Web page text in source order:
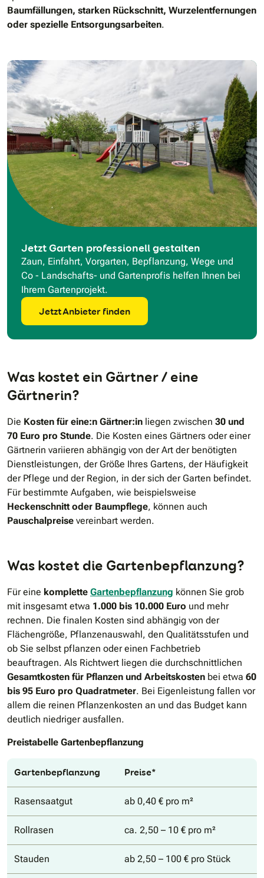
Baumfällungen, starken Rückschnitt, Wurzelentfernungen
oder spezielle Entsorgungsarbeiten.
Jetzt Garten professionell gestalten
Zaun, Einfahrt, Vorgarten, Bepflanzung, Wege und
Co - Landschafts- und Gartenprofis helfen Ihnen bei
Ihrem Gartenprojekt.
Jetzt Anbieter finden
Was kostet ein Gärtner / eine
Gärtnerin?
Die Kosten für eine:n Gärtner:in liegen zwischen 30 und
70 Euro pro Stunde. Die Kosten eines Gärtners oder einer
Gärtnerin variieren abhängig von der Art der benötigten
Dienstleistungen, der Größe Ihres Gartens, der Häufigkeit
der Pflege und der Region, in der sich der Garten befindet.
Für bestimmte Aufgaben, wie beispielsweise
Heckenschnitt oder Baumpflege, können auch
Pauschalpreise vereinbart werden.
Was kostet die Gartenbepflanzung?
Für eine komplette Gartenbepflanzung können Sie grob
mit insgesamt etwa 1.000 bis 10.000 Euro und mehr
rechnen. Die finalen Kosten sind abhängig von der
Flächengröße, Pflanzenauswahl, den Qualitätsstufen und
ob Sie selbst pflanzen oder einen Fachbetrieb
beauftragen. Als Richtwert liegen die durchschnittlichen
Gesamtkosten für Pflanzen und Arbeitskosten bei etwa 60
bis 95 Euro pro Quadratmeter. Bei Eigenleistung fallen vor
allem die reinen Pflanzenkosten an und das Budget kann
deutlich niedriger ausfallen.
Preistabelle Gartenbepflanzung
Gartenbepflanzung Preise*
Rasensaatgut ab 0,40 € pro m²
Rollrasen ca. 2,50 – 10 € pro m²
Stauden ab 2,50 – 100 € pro Stück